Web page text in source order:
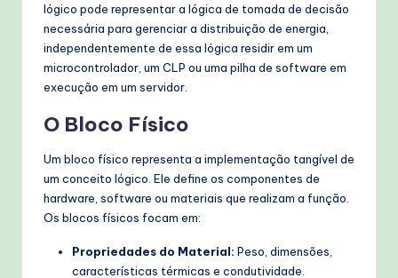
lógico pode representar a lógica de tomada de decisão
necessária para gerenciar a distribuição de energia,
independentemente de essa lógica residir em um
microcontrolador, um CLP ou uma pilha de software em
execução em um servidor.
O Bloco Físico
Um bloco físico representa a implementação tangível de
um conceito lógico. Ele define os componentes de
hardware, software ou materiais que realizam a função.
Os blocos físicos focam em:
Propriedades do Material: Peso, dimensões,
características térmicas e condutividade.